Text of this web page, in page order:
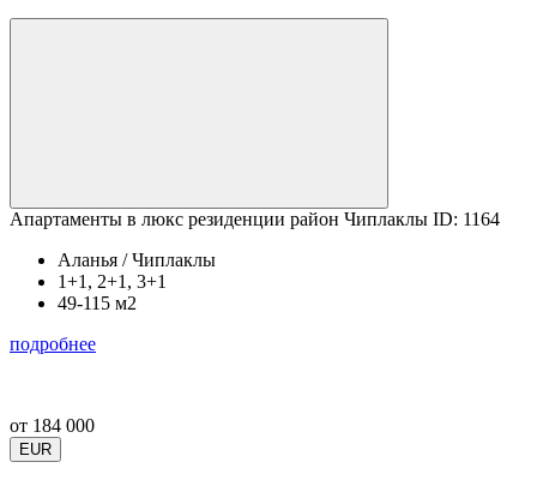
Апартаменты в люкс резиденции район Чиплаклы ID: 1164
Аланья / Чиплаклы
1+1, 2+1, 3+1
49-115 м2
подробнее
от 184 000
EUR